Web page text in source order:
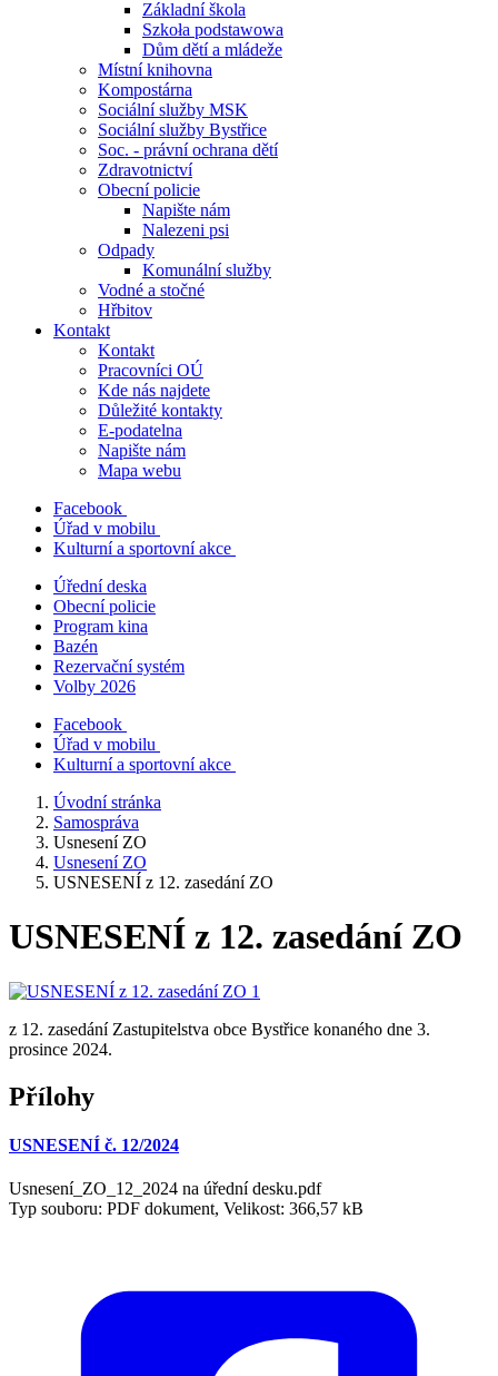
Základní škola
Szkoła podstawowa
Dům dětí a mládeže
Místní knihovna
Kompostárna
Sociální služby MSK
Sociální služby Bystřice
Soc. - právní ochrana dětí
Zdravotnictví
Obecní policie
Napište nám
Nalezeni psi
Odpady
Komunální služby
Vodné a stočné
Hřbitov
Kontakt
Kontakt
Pracovníci OÚ
Kde nás najdete
Důležité kontakty
E-podatelna
Napište nám
Mapa webu
Facebook
Úřad v mobilu
Kulturní a sportovní akce
Úřední deska
Obecní policie
Program kina
Bazén
Rezervační systém
Volby 2026
Facebook
Úřad v mobilu
Kulturní a sportovní akce
Úvodní stránka
Samospráva
Usnesení ZO
Usnesení ZO
USNESENÍ z 12. zasedání ZO
USNESENÍ z 12. zasedání ZO
z 12. zasedání Zastupitelstva obce Bystřice konaného dne 3.
prosince 2024.
Přílohy
USNESENÍ č. 12/2024
Usnesení_ZO_12_2024 na úřední desku.pdf
Typ souboru: PDF dokument, Velikost: 366,57 kB